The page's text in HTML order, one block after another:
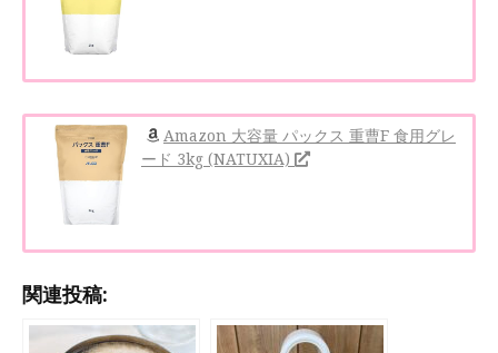
Amazon 大容量 パックス 重曹F 食用グレ
ード 3kg (NATUXIA)
関連投稿: